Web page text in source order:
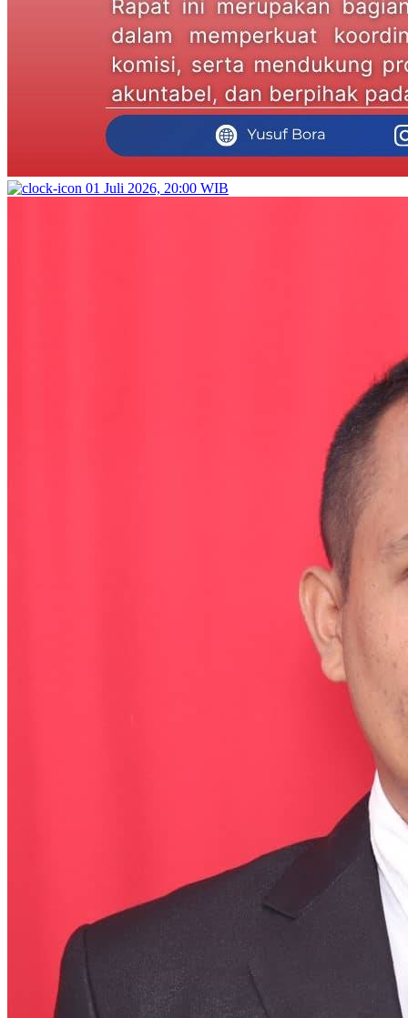
01 Juli 2026, 20:00 WIB